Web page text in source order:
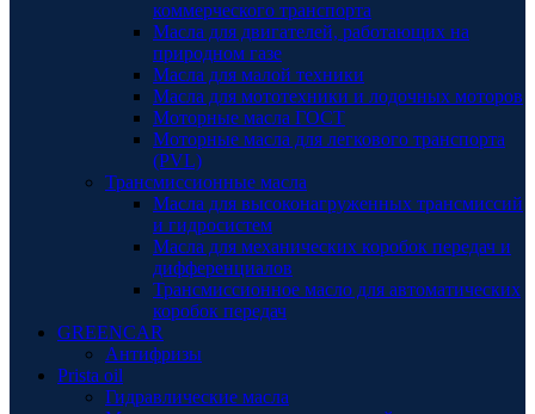
коммерческого транспорта
Масла для двигателей, работающих на
природном газе
Масла для малой техники
Масла для мототехники и лодочных моторов
Моторные масла ГОСТ
Моторные масла для легкового транспорта
(PVL)
Трансмиссионные масла
Масла для высоконагруженных трансмиссий
и гидросистем
Масла для механических коробок передач и
дифференциалов
Трансмиссионное масло для автоматических
коробок передач
GREENCAR
Антифризы
Prista oil
Гидравлические масла